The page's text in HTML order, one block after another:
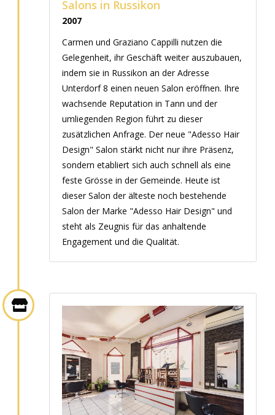
Salons in Russikon
2007
Carmen und Graziano Cappilli nutzen die
Gelegenheit, ihr Geschäft weiter auszubauen,
indem sie in Russikon an der Adresse
Unterdorf 8 einen neuen Salon eröffnen. Ihre
wachsende Reputation in Tann und der
umliegenden Region führt zu dieser
zusätzlichen Anfrage. Der neue "Adesso Hair
Design" Salon stärkt nicht nur ihre Präsenz,
sondern etabliert sich auch schnell als eine
feste Grösse in der Gemeinde. Heute ist
dieser Salon der älteste noch bestehende
Salon der Marke "Adesso Hair Design" und
steht als Zeugnis für das anhaltende
Engagement und die Qualität.